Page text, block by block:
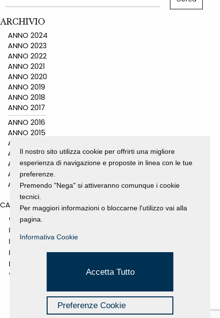
ARCHIVIO
ANNO 2024
ANNO 2023
ANNO 2022
ANNO 2021
ANNO 2020
ANNO 2019
ANNO 2018
ANNO 2017
ANNO 2016
ANNO 2015
ANNO 2014
ANNO 2011
ANNO 2010
ANNO 2009
ANNO 2008
CATEGORIES
GALLERY
MOSTRE E EVENTI
NEWS
PROGETTI SOSTENUTI
RASSEGNA STAMPA
VIDEO
Il nostro sito utilizza cookie per offrirti una migliore
esperienza di navigazione e proposte in linea con le tue
preferenze.
Premendo "Nega" si attiveranno comunque i cookie
tecnici.
Per maggiori informazioni o bloccarne l'utilizzo vai alla
pagina.
Informativa Cookie
Accetta Tutto
Preferenze Cookie